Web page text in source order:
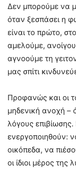
Δεν μπορούμε να
όταν ξεσπάσει η
είναι το πρώτο,
αμελούμε,
αγνοούμε τη
μας σπίτι
Προφανώς και οι
μηδενική ανοχή –
λόγους επιβίωσης.
ενεργοποιηθούν:
οικόπεδα, να
οι ίδιοι μέρος της